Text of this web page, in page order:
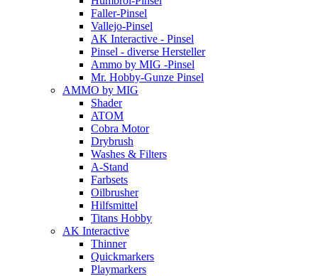
Faller-Pinsel
Vallejo-Pinsel
AK Interactive - Pinsel
Pinsel - diverse Hersteller
Ammo by MIG -Pinsel
Mr. Hobby-Gunze Pinsel
AMMO by MIG
Shader
ATOM
Cobra Motor
Drybrush
Washes & Filters
A-Stand
Farbsets
Oilbrusher
Hilfsmittel
Titans Hobby
AK Interactive
Thinner
Quickmarkers
Playmarkers